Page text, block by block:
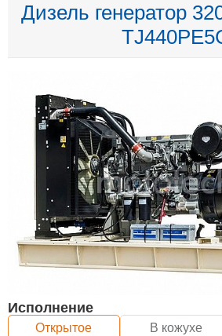
Дизель генератор
Исполнение
Открытое В кожухе